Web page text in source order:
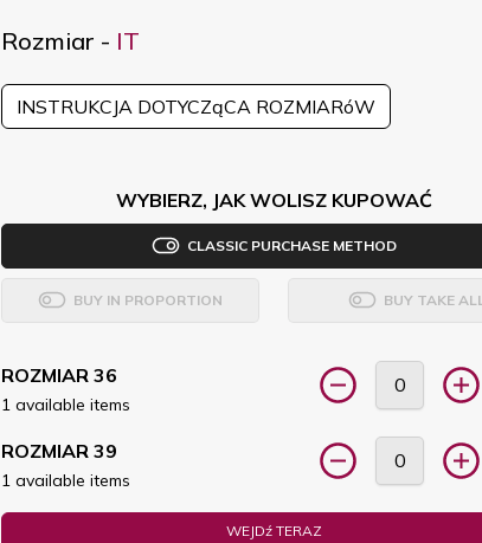
Rozmiar - IT
INSTRUKCJA DOTYCZąCA ROZMIARóW
WYBIERZ, JAK WOLISZ KUPOWAĆ
CLASSIC PURCHASE METHOD
BUY IN PROPORTION BUY TAKE ALL
ROZMIAR 36
1 available items
ROZMIAR 39
1 available items
WEJDź TERAZ